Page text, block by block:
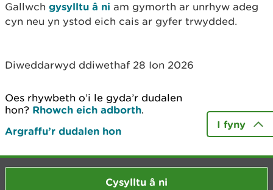
Gallwch gysylltu â ni am gymorth ar unrhyw adeg
cyn neu yn ystod eich cais ar gyfer trwydded.
Diweddarwyd ddiwethaf 28 Ion 2026
Oes rhywbeth o’i le gyda’r dudalen
hon? Rhowch eich adborth.
Argraffu’r dudalen hon
I fyny
Cysylltu â ni